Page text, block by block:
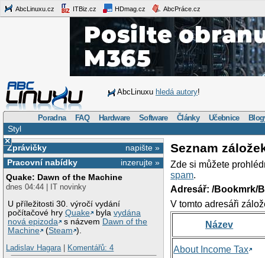
AbcLinuxu.cz ITBiz.cz HDmag.cz AbcPráce.cz
AbcLinuxu hledá autory!
Poradna FAQ Hardware Software Články Učebnice
Styl
×
napište »
Zprávičky
inzerujte »
Pracovní nabídky
Quake: Dawn of the Machine
dnes 04:44 | IT novinky
U příležitosti 30. výročí vydání
počítačové hryQuake bylavydána
nová epizoda
s názvem Dawn of the
Machine
(Steam ).
Ladislav Hagara| Komentářů: 4
Seznam
Zde si můžete
spam.
Adresář: /Bookmrk/
V tomto adresáři
Název
About Income Tax